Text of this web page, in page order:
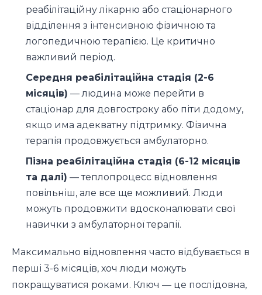
реабілітаційну лікарню або стаціонарного
відділення з інтенсивною фізичною та
логопедичною терапією. Це критично
важливий період.
Середня реабілітаційна стадія (2-6
місяців) — людина може перейти в
стаціонар для довгостроку або піти додому,
якщо има адекватну підтримку. Фізична
терапія продовжується амбулаторно.
Пізна реабілітаційна стадія (6-12 місяців
та далі) — теплопроцесс відновлення
повільніш, але все ще можливий. Люди
можуть продовжити вдосконалювати свої
навички з амбулаторної терапії.
Максимально відновлення часто відбувається в
перші 3-6 місяців, хоч люди можуть
покращуватися роками. Ключ — це послідовна,